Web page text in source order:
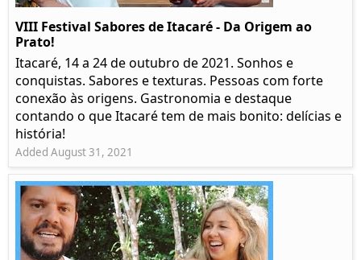
VIII Festival Sabores de Itacaré - Da Origem ao
Prato!
Itacaré, 14 a 24 de outubro de 2021. Sonhos e
conquistas. Sabores e texturas. Pessoas com forte
conexão às origens. Gastronomia e destaque
contando o que Itacaré tem de mais bonito: delícias e
história!
Added August 31, 2021